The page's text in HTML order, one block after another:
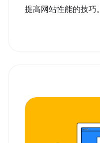
提高网站性能的技巧。